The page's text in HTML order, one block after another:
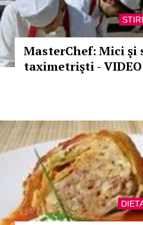
STIRI
MasterChef: Mici şi
taximetrişti - VIDEO